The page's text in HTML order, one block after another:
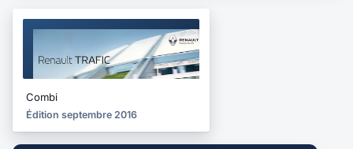
2016
Combi
Édition septembre 2016